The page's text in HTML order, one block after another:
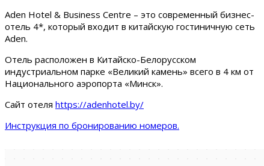
Aden Hotel & Business Centre – это современный бизнес-
отель 4*, который входит в китайскую гостиничную сеть
Aden.
Отель расположен в Китайско-Белорусском
индустриальном парке «Великий камень» всего в 4 км от
Национального аэропорта «Минск».
Сайт отеля https://adenhotel.by/
Инструкция по бронированию номеров.